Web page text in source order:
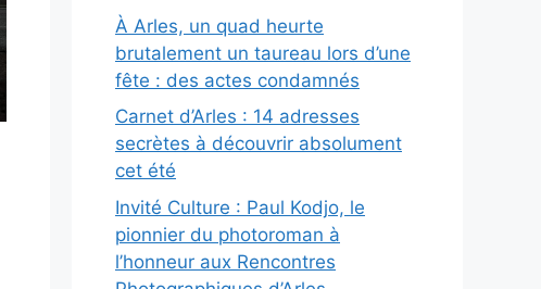
À Arles, un quad heurte
brutalement un taureau lors d’une
fête : des actes condamnés
Carnet d’Arles : 14 adresses
secrètes à découvrir absolument
cet été
Invité Culture : Paul Kodjo, le
pionnier du photoroman à
l’honneur aux Rencontres